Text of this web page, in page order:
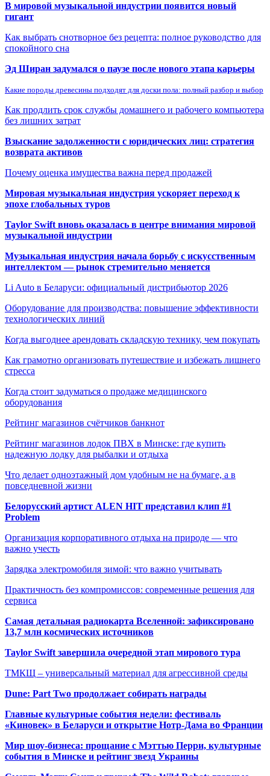
В мировой музыкальной индустрии появится новый
гигант
Как выбрать снотворное без рецепта: полное руководство для
спокойного сна
Эд Ширан задумался о паузе после нового этапа карьеры
Какие породы древесины подходят для доски пола: полный разбор и выбор
Как продлить срок службы домашнего и рабочего компьютера
без лишних затрат
Взыскание задолженности с юридических лиц: стратегия
возврата активов
Почему оценка имущества важна перед продажей
Мировая музыкальная индустрия ускоряет переход к
эпохе глобальных туров
Taylor Swift вновь оказалась в центре внимания мировой
музыкальной индустрии
Музыкальная индустрия начала борьбу с искусственным
интеллектом — рынок стремительно меняется
Li Auto в Беларуси: официальный дистрибьютор 2026
Оборудование для производства: повышение эффективности
технологических линий
Когда выгоднее арендовать складскую технику, чем покупать
Как грамотно организовать путешествие и избежать лишнего
стресса
Когда стоит задуматься о продаже медицинского
оборудования
Рейтинг магазинов счётчиков банкнот
Рейтинг магазинов лодок ПВХ в Минске: где купить
надежную лодку для рыбалки и отдыха
Что делает одноэтажный дом удобным не на бумаге, а в
повседневной жизни
Белорусский артист ALEN HIT представил клип #1
Problem
Организация корпоративного отдыха на природе — что
важно учесть
Зарядка электромобиля зимой: что важно учитывать
Практичность без компромиссов: современные решения для
сервиса
Самая детальная радиокарта Вселенной: зафиксировано
13,7 млн космических источников
Taylor Swift завершила очередной этап мирового тура
ТМКЩ – универсальный материал для агрессивной среды
Dune: Part Two продолжает собирать награды
Главные культурные события недели: фестиваль
«Киновек» в Беларуси и открытие Нотр-Дама во Франции
Мир шоу-бизнеса: прощание с Мэттью Перри, культурные
события в Минске и рейтинг звезд Украины